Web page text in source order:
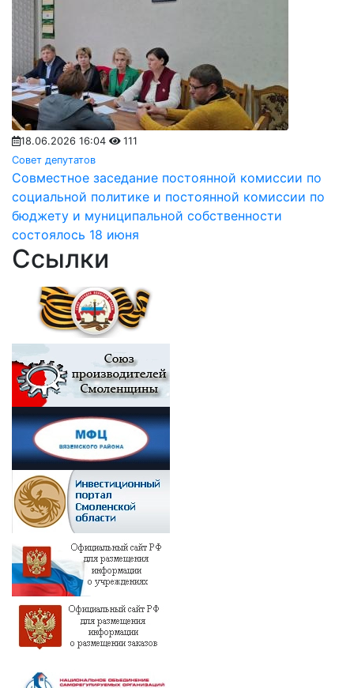
18.06.2026 16:04
111
Совет депутатов
Совместное заседание постоянной комиссии по
социальной политике и постоянной комиссии по
бюджету и муниципальной собственности
состоялось 18 июня
Ссылки